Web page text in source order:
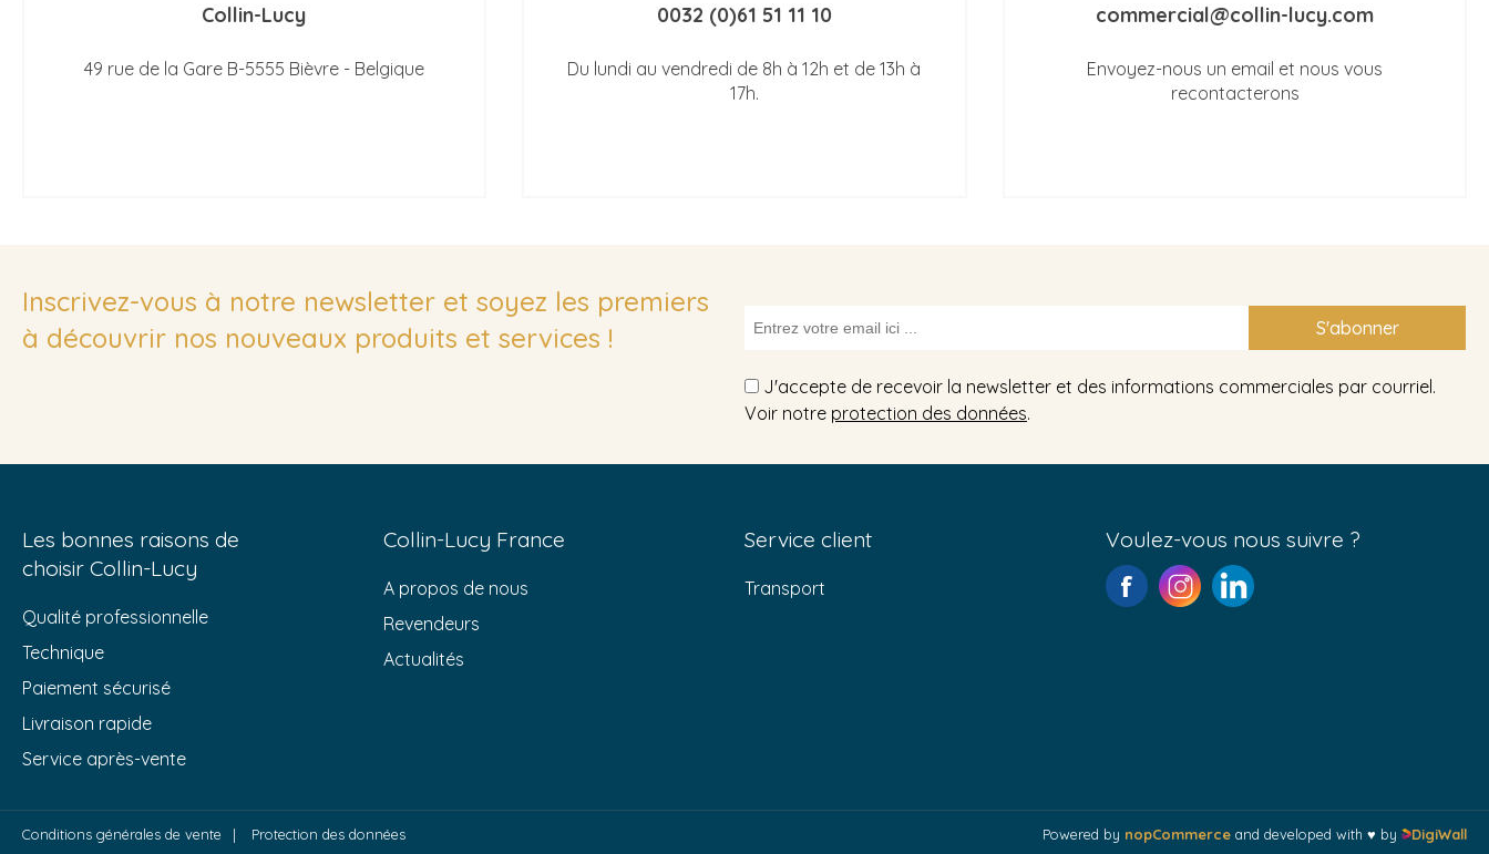
Collin-Lucy
49 rue de la Gare B-5555 Bièvre - Belgique
0032 (0)61 51 11 10
Du lundi au vendredi de 8h à 12h et de 13h à
17h.
commercial@collin-lucy.com
Envoyez-nous un email et nous vous
recontacterons
Inscrivez-vous à notre newsletter et soyez les premiers
à découvrir nos nouveaux produits et services !
S'abonner
J'accepte de recevoir la newsletter et des informations commerciales par courriel.
Voir notre protection des données.
Les bonnes raisons de
choisir Collin-Lucy
Qualité professionnelle
Technique
Paiement sécurisé
Livraison rapide
Service après-vente
Collin-Lucy France
A propos de nous
Revendeurs
Actualités
Service client
Transport
Voulez-vous nous suivre ?
Conditions générales de vente Protection des données Powered by nopCommerceand developed with ♥ by DigiWall